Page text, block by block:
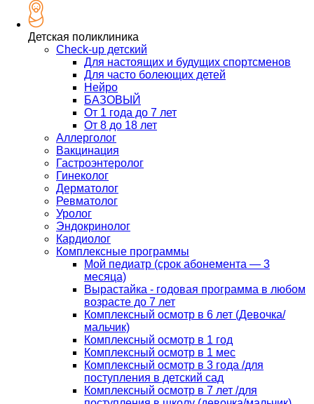
Детская поликлиника
Check-up детский
Для настоящих и будущих спортсменов
Для часто болеющих детей
Нейро
БАЗОВЫЙ
От 1 года до 7 лет
От 8 до 18 лет
Аллерголог
Вакцинация
Гастроэнтеролог
Гинеколог
Дерматолог
Ревматолог
Уролог
Эндокринолог
Кардиолог
Комплексные программы
Мой педиатр (срок абонемента — 3
месяца)
Вырастайка - годовая программа в любом
возрасте до 7 лет
Комплексный осмотр в 6 лет (Девочка/
мальчик)
Комплексный осмотр в 1 год
Комплексный осмотр в 1 мес
Комплексный осмотр в 3 года /для
поступления в детский сад
Комплексный осмотр в 7 лет /для